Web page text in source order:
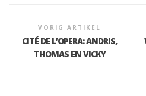
VORIG ARTIKEL
CITÉ DE L’OPERA: ANDRIS,
THOMAS EN VICKY